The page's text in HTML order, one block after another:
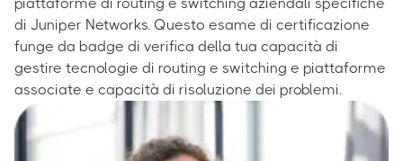
di Juniper Networks. Questo esame di certificazione
funge da badge di verifica della tua capacità di
gestire tecnologie di routing e switching e piattaforme
associate e capacità di risoluzione dei problemi.